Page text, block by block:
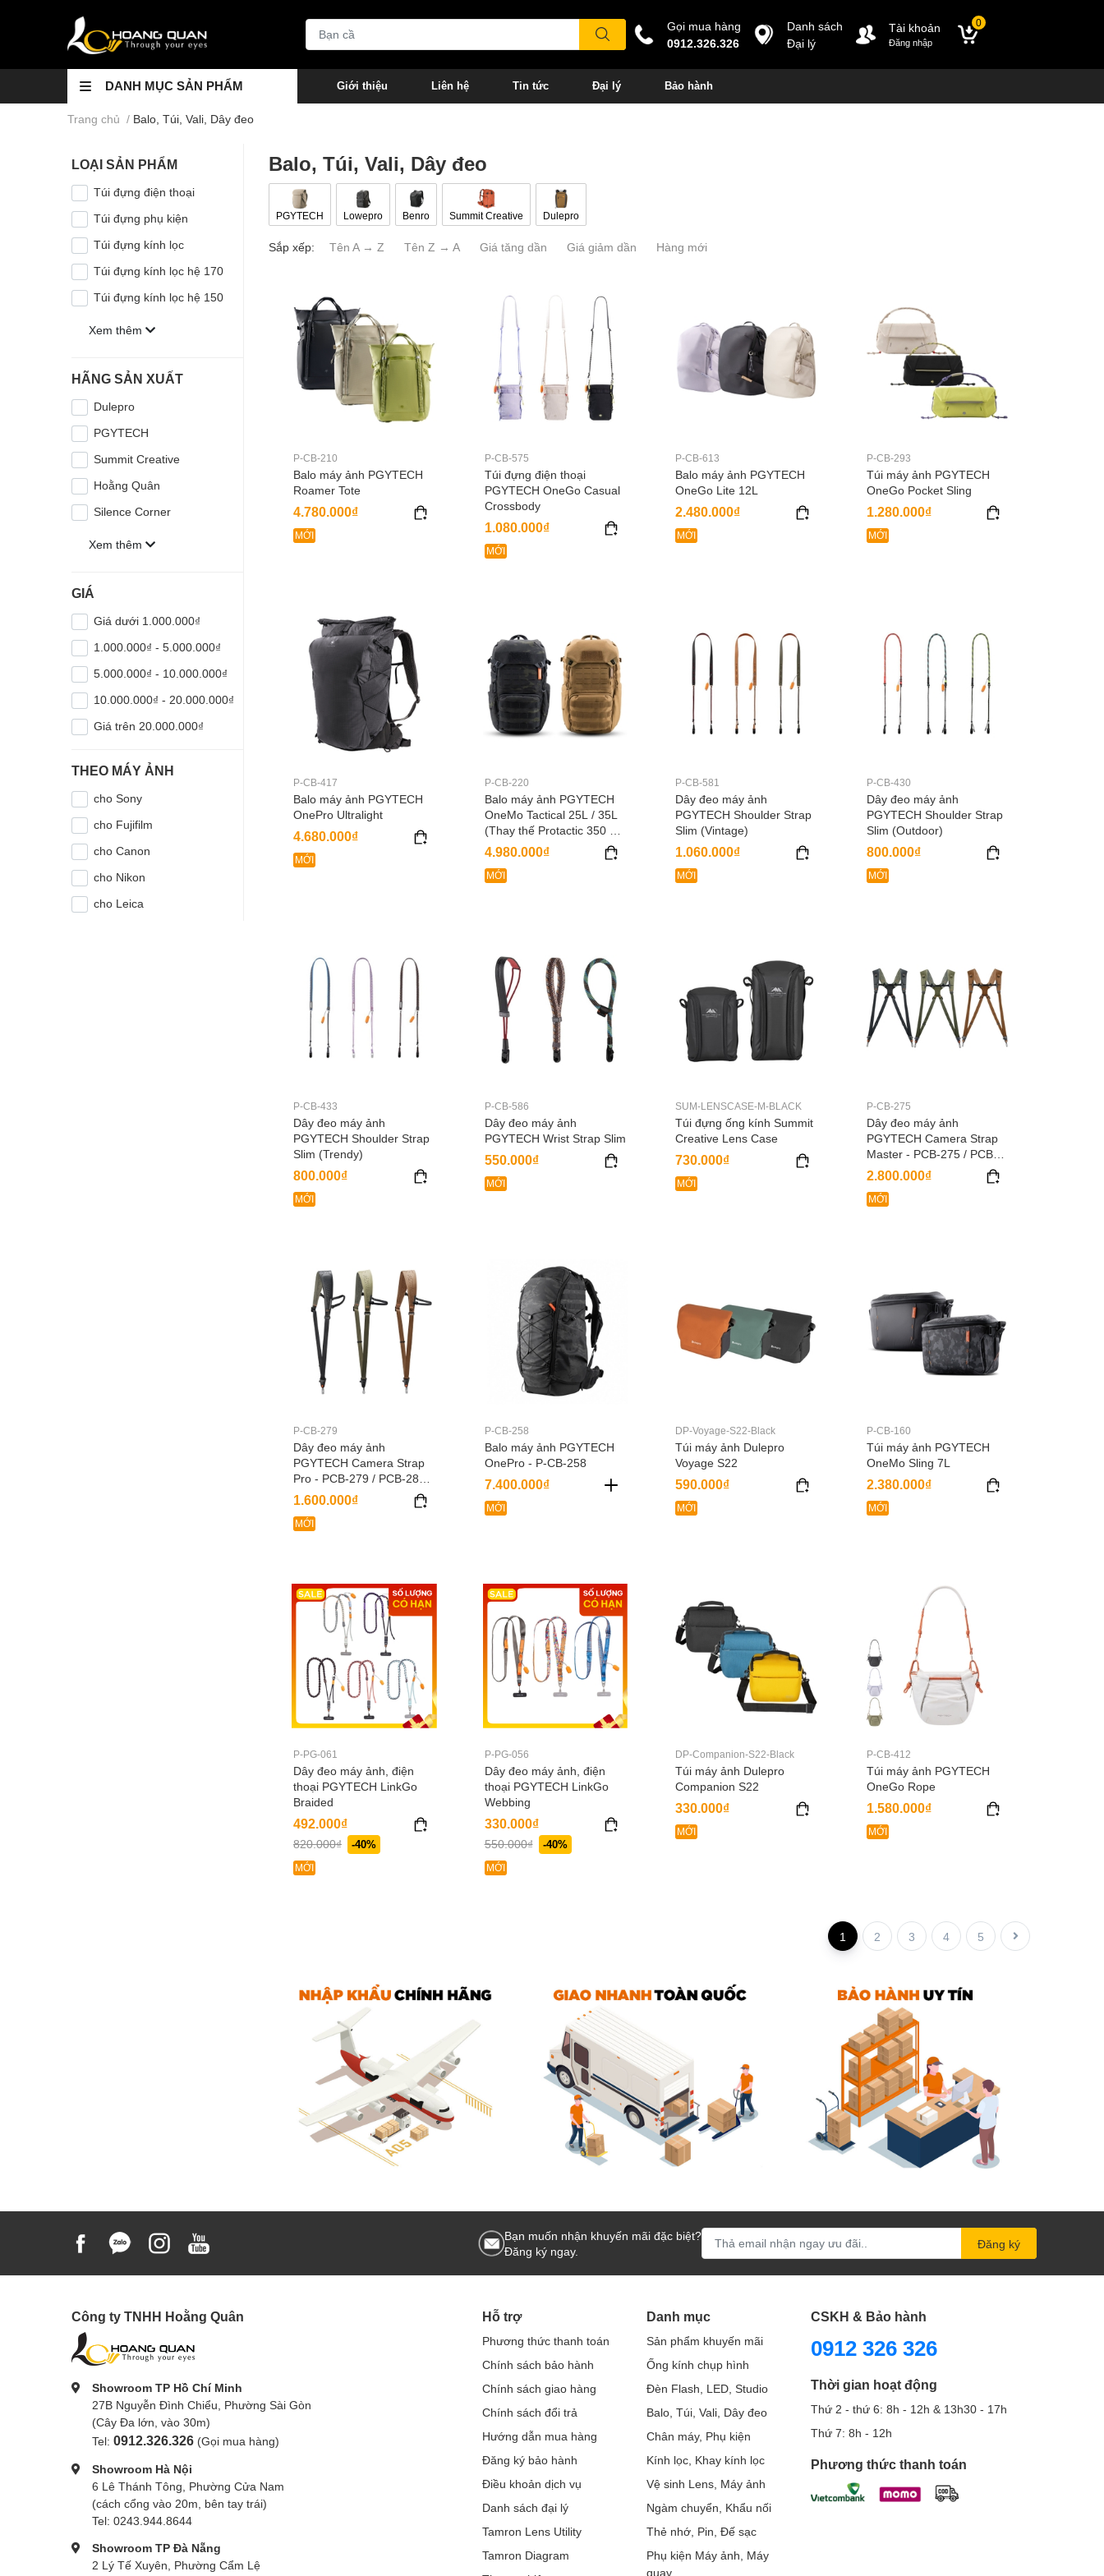
Gọi mua hàng
0912.326.326
Danh sách
Đại lý
Tài khoản
Đăng nhập
0
DANH MỤC SẢN PHẨM Giới thiệu Liên hệ Tin tức Đại lý Bảo hành
Trang chủ / Balo, Túi, Vali, Dây đeo
LOẠI SẢN PHẨM
Túi đựng điện thoại
Túi đựng phụ kiện
Túi đựng kính lọc
Túi đựng kính lọc hệ 170
Túi đựng kính lọc hệ 150
Xem thêm
HÃNG SẢN XUẤT
Dulepro
PGYTECH
Summit Creative
Hoằng Quân
Silence Corner
Xem thêm
GIÁ
Giá dưới 1.000.000₫
1.000.000₫ - 5.000.000₫
5.000.000₫ - 10.000.000₫
10.000.000₫ - 20.000.000₫
Giá trên 20.000.000₫
THEO MÁY ẢNH
cho Sony
cho Fujifilm
cho Canon
cho Nikon
cho Leica
Balo, Túi, Vali, Dây đeo
PGYTECH Lowepro Benro Summit Creative Dulepro
Sắp xếp: Tên A → Z Tên Z → A Giá tăng dần Giá giảm dần Hàng mới
P-CB-210
Balo máy ảnh PGYTECH
Roamer Tote
4.780.000₫
MỚI
P-CB-575
Túi đựng điện thoại
PGYTECH OneGo Casual
Crossbody
1.080.000₫
MỚI
P-CB-613
Balo máy ảnh PGYTECH
OneGo Lite 12L
2.480.000₫
MỚI
P-CB-293
Túi máy ảnh PGYTECH
OneGo Pocket Sling
1.280.000₫
MỚI
P-CB-417
Balo máy ảnh PGYTECH
OnePro Ultralight
4.680.000₫
MỚI
P-CB-220
Balo máy ảnh PGYTECH
OneMo Tactical 25L / 35L
(Thay thế Protactic 350 &
450)
4.980.000₫
MỚI
P-CB-581
Dây đeo máy ảnh
PGYTECH Shoulder Strap
Slim (Vintage)
1.060.000₫
MỚI
P-CB-430
Dây đeo máy ảnh
PGYTECH Shoulder Strap
Slim (Outdoor)
800.000₫
MỚI
P-CB-433
Dây đeo máy ảnh
PGYTECH Shoulder Strap
Slim (Trendy)
800.000₫
MỚI
P-CB-586
Dây đeo máy ảnh
PGYTECH Wrist Strap Slim
550.000₫
MỚI
SUM-LENSCASE-M-BLACK
Túi đựng ống kính Summit
Creative Lens Case
730.000₫
MỚI
P-CB-275
Dây đeo máy ảnh
PGYTECH Camera Strap
Master - PCB-275 / PCB-
531 / PCB-532
2.800.000₫
MỚI
P-CB-279
Dây đeo máy ảnh
PGYTECH Camera Strap
Pro - PCB-279 / PCB-288 /
PCB-289
1.600.000₫
MỚI
P-CB-258
Balo máy ảnh PGYTECH
OnePro - P-CB-258
7.400.000₫
MỚI
DP-Voyage-S22-Black
Túi máy ảnh Dulepro
Voyage S22
590.000₫
MỚI
P-CB-160
Túi máy ảnh PGYTECH
OneMo Sling 7L
2.380.000₫
MỚI
P-PG-061
Dây đeo máy ảnh, điện
thoại PGYTECH LinkGo
Braided
492.000₫
820.000₫ -40%
MỚI
P-PG-056
Dây đeo máy ảnh, điện
thoại PGYTECH LinkGo
Webbing
330.000₫
550.000₫ -40%
MỚI
DP-Companion-S22-Black
Túi máy ảnh Dulepro
Companion S22
330.000₫
MỚI
P-CB-412
Túi máy ảnh PGYTECH
OneGo Rope
1.580.000₫
MỚI
1 2 3 4 5
Bạn muốn nhận khuyến mãi đặc biệt?
Đăng ký ngay.
Đăng ký
Công ty TNHH Hoằng Quân
Showroom TP Hồ Chí Minh
27B Nguyễn Đình Chiểu, Phường Sài Gòn
(Cây Đa lớn, vào 30m)
Tel: 0912.326.326 (Gọi mua hàng)
Showroom Hà Nội
6 Lê Thánh Tông, Phường Cửa Nam
(cách cổng vào 20m, bên tay trái)
Tel: 0243.944.8644
Showroom TP Đà Nẵng
2 Lý Tế Xuyên, Phường Cẩm Lệ
Hỗ trợ
Phương thức thanh toán
Chính sách bảo hành
Chính sách giao hàng
Chính sách đổi trả
Hướng dẫn mua hàng
Đăng ký bảo hành
Điều khoản dịch vụ
Danh sách đại lý
Tamron Lens Utility
Tamron Diagram
Danh mục
Sản phẩm khuyến mãi
Ống kính chụp hình
Đèn Flash, LED, Studio
Balo, Túi, Vali, Dây đeo
Chân máy, Phụ kiện
Kính lọc, Khay kính lọc
Vệ sinh Lens, Máy ảnh
Ngàm chuyển, Khẩu nối
Thẻ nhớ, Pin, Đế sạc
Phụ kiện Máy ảnh, Máy
quay
CSKH & Bảo hành
0912 326 326
Thời gian hoạt động
Thứ 2 - thứ 6: 8h - 12h & 13h30 - 17h
Thứ 7: 8h - 12h
Phương thức thanh toán